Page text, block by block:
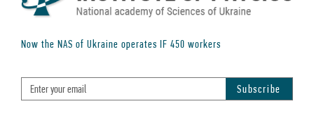
Now the NAS of Ukraine operates IF 450 workers